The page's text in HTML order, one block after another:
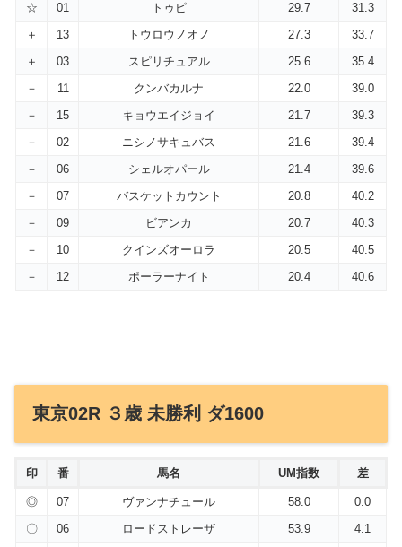
☆
01 トゥピ 29.7
31.3
＋
13 トウロウノオノ 27.3
33.7
＋
03 スピリチュアル 25.6
35.4
－
11 クンバカルナ 22.0
39.0
－
15 キョウエイジョイ 21.7
39.3
－
02 ニシノサキュバス 21.6
39.4
－
06 シェルオパール 21.4
39.6
－
07 バスケットカウント 20.8
40.2
－
09 ビアンカ 20.7
40.3
－
10 クインズオーロラ 20.5
40.5
－
12 ポーラーナイト 20.4 40.6
東京02R ３歳 未勝利 ダ1600
印 番 馬名 UM指数 差
◎ 07 ヴァンナチュール 58.0
0.0
〇
06 ロードストレーザ 53.9
4.1